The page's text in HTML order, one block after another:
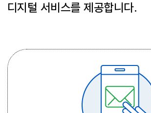
디지털 서비스를 제공합니다.